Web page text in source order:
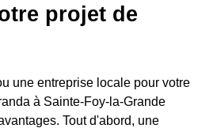
projet de
une entreprise locale pour votre
à Sainte-Foy-la-Grande
Tout d'abord, une